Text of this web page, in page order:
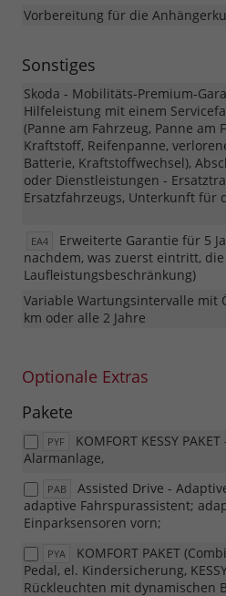
Vorbereitung für die
Sonstiges
Skoda - Mobilitäts-Premium-
Hilfeleistung mit einem
(Panne am Fahrzeug, Panne am
Kraftstoff, Reifenpanne,
Batterie, Kraftstoffwechsel),
oder Dienstleistungen -
Ersatzfahrzeugs, Unterkunft für
EA4
Erweiterte Garantie für 5
nachdem, was zuerst eintritt,
Laufleistungsbeschränkung)
Variable Wartungsintervalle mit
km oder alle 2 Jahre
Optionale Extras
Pakete
PYF
KOMFORT KESSY PAKET
Alarmanlage,
PAB
Assisted Drive -
adaptive Fahrspurassistent;
Einparksensoren vorn;
PYA
KOMFORT PAKET
Pedal, el. Kindersicherung,
Rückleuchten mit dynamischen